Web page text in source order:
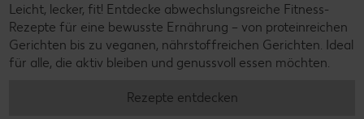
Leicht, lecker, fit! Entdecke abwechslungsreiche Fitness-
Rezepte für eine bewusste Ernährung – von proteinreichen
Gerichten bis zu veganen, nährstoffreichen Gerichten. Ideal
für alle, die aktiv bleiben und genussvoll essen möchten.
Rezepte entdecken